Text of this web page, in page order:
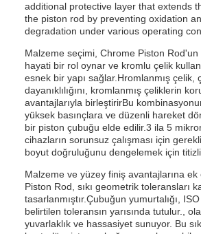
additional protective layer that extends
the piston rod by preventing oxidation
degradation under various operating
Malzeme seçimi, Chrome Piston Rod'un
hayati bir rol oynar ve kromlu çelik
esnek bir yapı sağlar.Hromlanmış çelik,
dayanıklılığını, kromlanmış çeliklerin
avantajlarıyla birleştirirBu
yüksek basınçlara ve düzenli hareket
bir piston çubuğu elde edilir.3 ila 5
cihazların sorunsuz çalışması için
boyut doğruluğunu dengelemek için
Malzeme ve yüzey finiş avantajlarına
Piston Rod, sıkı geometrik toleransları
tasarlanmıştır.Çubuğun yumurtalığı,
belirtilen toleransın yarısında tutulur.,
yuvarlaklık ve hassasiyet sunuyor. Bu